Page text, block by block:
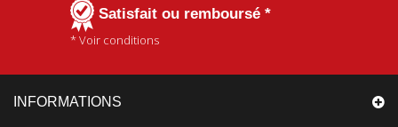
Satisfait ou remboursé *
* Voir conditions
INFORMATIONS